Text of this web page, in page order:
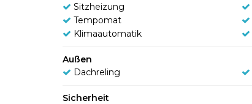
Sitzheizung
Tempomat
Klimaautomatik
Außen
Dachreling
Sicherheit